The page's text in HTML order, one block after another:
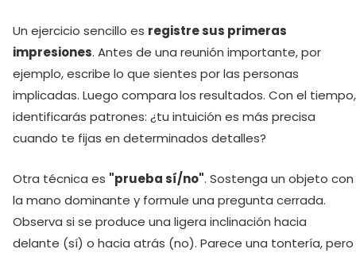
Un ejercicio sencillo es registre sus primeras
impresiones. Antes de una reunión importante, por
ejemplo, escribe lo que sientes por las personas
implicadas. Luego compara los resultados. Con el tiempo,
identificarás patrones: ¿tu intuición es más precisa
cuando te fijas en determinados detalles?
Otra técnica es "prueba sí/no". Sostenga un objeto con
la mano dominante y formule una pregunta cerrada.
Observa si se produce una ligera inclinación hacia
delante (sí) o hacia atrás (no). Parece una tontería, pero